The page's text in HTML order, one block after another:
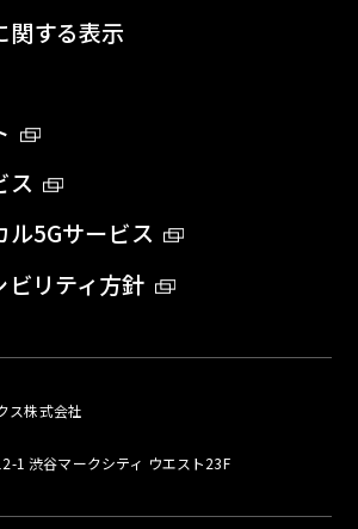
関する表示
ス
5Gサービス
ビリティ方針
ス株式会社
1 渋谷マークシティ ウエスト23F